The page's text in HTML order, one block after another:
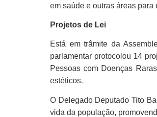
em saúde e outras áreas para
Projetos de Lei
Está em trâmite da
parlamentar protocolou 14
Pessoas com Doenças
estéticos.
O Delegado Deputado Tito
vida da população,